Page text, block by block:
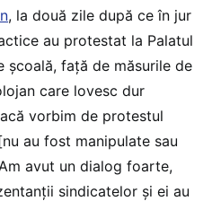
, la două zile după ce în jur
au protestat la Palatul
școală, față de măsurile de
care lovesc dur
vorbim de protestul
au fost manipulate sau
avut un dialog foarte,
sindicatelor și ei au